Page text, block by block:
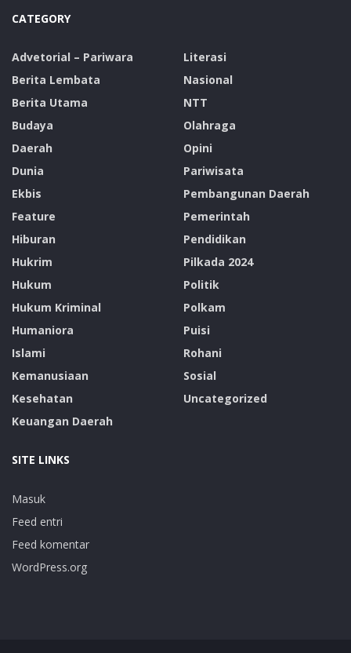
CATEGORY
Advetorial – Pariwara
Berita Lembata
Berita Utama
Budaya
Daerah
Dunia
Ekbis
Feature
Hiburan
Hukrim
Hukum
Hukum Kriminal
Humaniora
Islami
Kemanusiaan
Kesehatan
Keuangan Daerah
Literasi
Nasional
NTT
Olahraga
Opini
Pariwisata
Pembangunan Daerah
Pemerintah
Pendidikan
Pilkada 2024
Politik
Polkam
Puisi
Rohani
Sosial
Uncategorized
SITE LINKS
Masuk
Feed entri
Feed komentar
WordPress.org